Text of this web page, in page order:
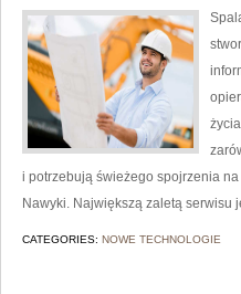
i potrzebują świeżego spojrzenia
Nawyki. Największą zaletą serwisu
CATEGORIES: NOWE TECHNOLOGIE